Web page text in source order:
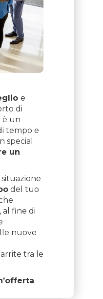
e
di
è un
tempo e
special
un
del tuo
al fine di
nuove
tra le